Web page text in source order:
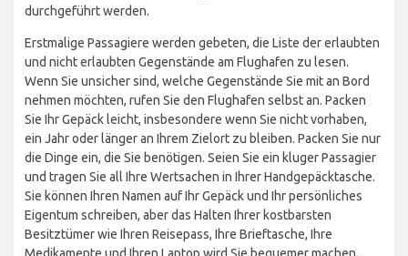
durchgeführt werden.
Erstmalige Passagiere werden gebeten, die Liste der erlaubten
und nicht erlaubten Gegenstände am Flughafen zu lesen.
Wenn Sie unsicher sind, welche Gegenstände Sie mit an Bord
nehmen möchten, rufen Sie den Flughafen selbst an. Packen
Sie Ihr Gepäck leicht, insbesondere wenn Sie nicht vorhaben,
ein Jahr oder länger an Ihrem Zielort zu bleiben. Packen Sie nur
die Dinge ein, die Sie benötigen. Seien Sie ein kluger Passagier
und tragen Sie all Ihre Wertsachen in Ihrer Handgepäcktasche.
Sie können Ihren Namen auf Ihr Gepäck und Ihr persönliches
Eigentum schreiben, aber das Halten Ihrer kostbarsten
Besitztümer wie Ihren Reisepass, Ihre Brieftasche, Ihre
Medikamente und Ihren Laptop wird Sie bequemer machen.